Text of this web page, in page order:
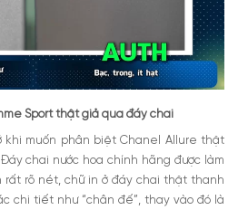
Sport thật giả qua đáy chai
khi muốn phân biệt Chanel Allure thật
chai nước hoa chính hãng được làm
rất rõ nét, chữ in ở đáy chai thật thanh
chi tiết như “chân đế”, thay vào đó là